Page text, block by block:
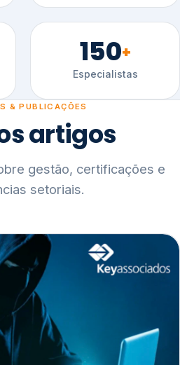
150+
Especialistas
& PUBLICAÇÕES
artigos
gestão, certificações e
setoriais.